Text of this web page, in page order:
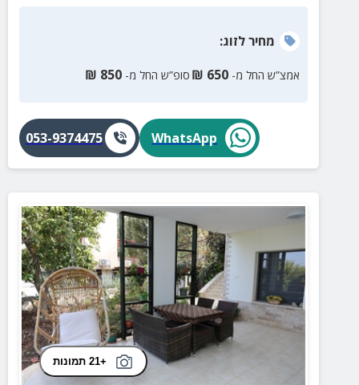
מחירלזוג:
אמצ”ש החל מ- 650
₪ סופ”ש החל מ- 850
₪
WhatsApp
053-9374475
+21 תמונות